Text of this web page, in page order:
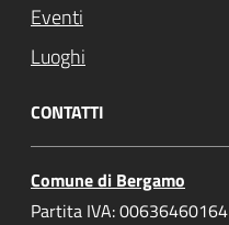
Eventi
Luoghi
CONTATTI
Comune di Bergamo
Partita IVA: 00636460164